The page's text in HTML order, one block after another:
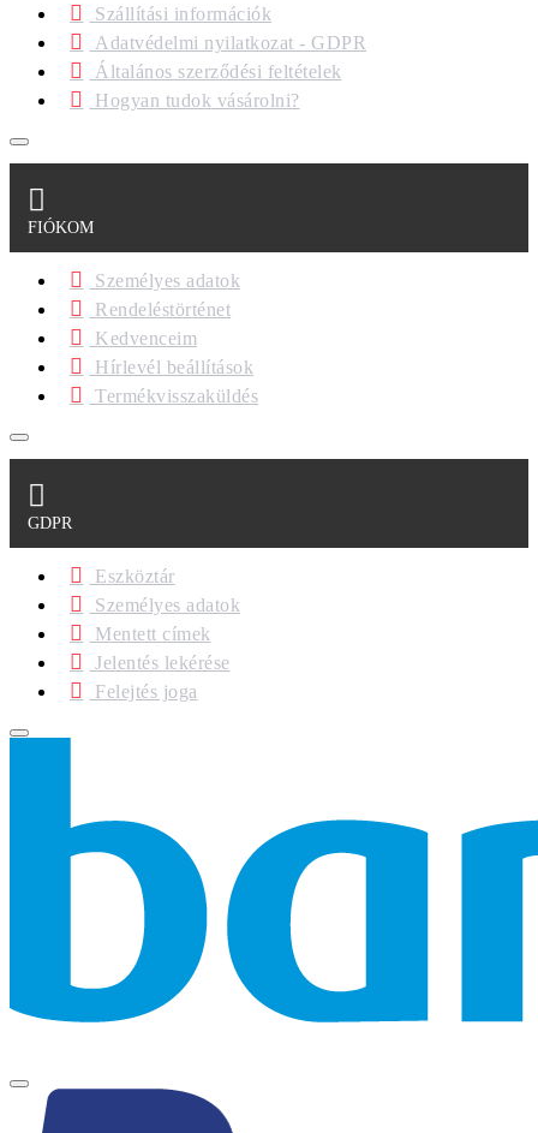
Szállítási információk
Adatvédelmi nyilatkozat - GDPR
Általános szerződési feltételek
Hogyan tudok vásárolni?
FIÓKOM
Személyes adatok
Rendeléstörténet
Kedvenceim
Hírlevél beállítások
Termékvisszaküldés
GDPR
Eszköztár
Személyes adatok
Mentett címek
Jelentés lekérése
Felejtés joga